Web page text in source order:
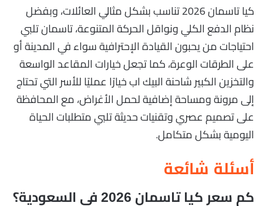
كيا تاسمان 2026 تناسب بشكل مثالي العائلات، وبفضل
نظام الدفع الكلي ونواقل الحركة المتنوعة، تاسمان تلبي
احتياجات من يحبون القيادة الإحترافية سواء في المدينة أو
على الطرقات الوعرة، كما تجعل خيارات المقاعد الواسعة
والتخزين الكبير شاحنة البيك اب خيارًا عمليًا للأسر التي تحتاج
إلى مرونة ومساحة إضافية لحمل الأغراض، مع المحافظة
على تصميم عصري وتقنيات حديثة تلبي متطلبات الحياة
اليومية بشكل متكامل.
أسئلة شائعة
كم سعر كيا تاسمان 2026 في السعودية؟